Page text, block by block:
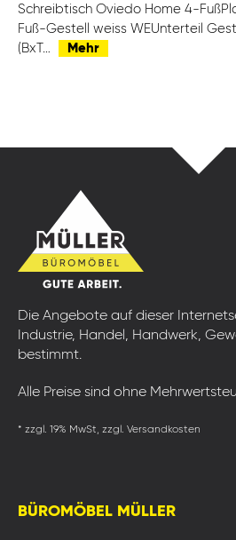
Schreibtisch Oviedo Home 4-
Fuß-Gestell weiss WEUnterteil
(BxT…
Mehr
Die Angebote auf dieser
Industrie, Handel, Handwerk,
bestimmt.
Alle Preise sind ohne
* zzgl. 19% MwSt, zzgl. Versandkosten
BÜROMÖBEL MÜLLER